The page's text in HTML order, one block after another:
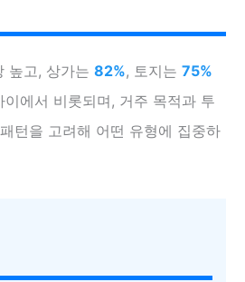
높고, 상가는 82%, 토지는 75%
에서 비롯되며, 거주 목적과 투
턴을 고려해 어떤 유형에 집중하